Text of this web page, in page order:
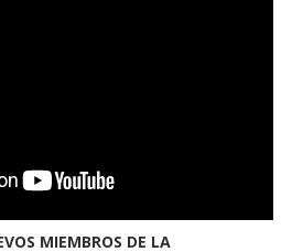
MIEMBROS DE LA